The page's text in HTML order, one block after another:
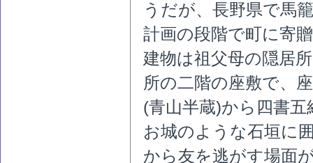
うだが、長野県で馬
計画の段階で町に寄
建物は祖父母の隠居
所の二階の座敷で、
(青山半蔵)から四書
お城のような石垣に
から友を逃がす場面